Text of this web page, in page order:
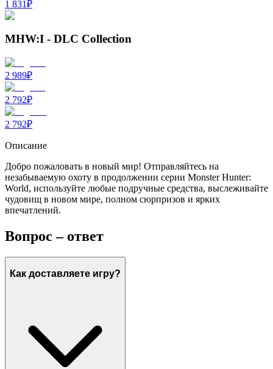
1 831₽
MHW:I - DLC Collection
2 989₽
2 792₽
2 792₽
Описание
Добро пожаловать в новый мир! Отправляйтесь на
незабываемую охоту в продолжении серии Monster Hunter:
World, используйте любые подручные средства, выслеживайте
чудовищ в новом мире, полном сюрпризов и ярких
впечатлений.
Вопрос – ответ
Как доставляете игру?